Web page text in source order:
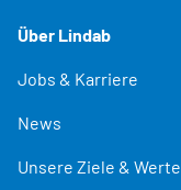
Über Lindab
Jobs & Karriere
News
Unsere Ziele & Werte